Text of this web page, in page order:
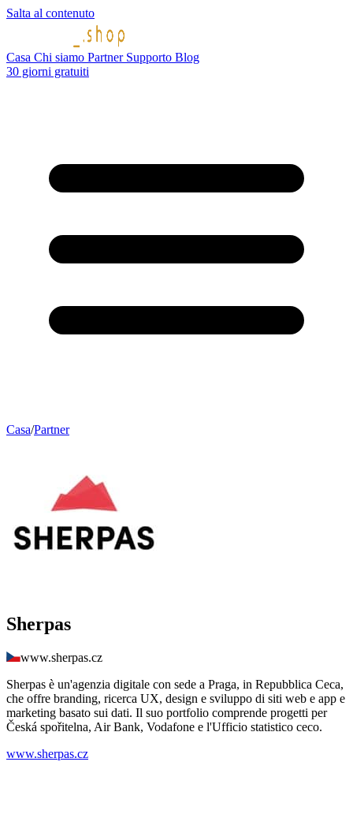
Salta al contenuto
Casa Chi siamo Partner Supporto Blog
30 giorni gratuiti
Casa/Partner
Sherpas
www.sherpas.cz
Sherpas è un'agenzia digitale con sede a Praga, in Repubblica Ceca,
che offre branding, ricerca UX, design e sviluppo di siti web e app e
marketing basato sui dati. Il suo portfolio comprende progetti per
Česká spořitelna, Air Bank, Vodafone e l'Ufficio statistico ceco.
www.sherpas.cz